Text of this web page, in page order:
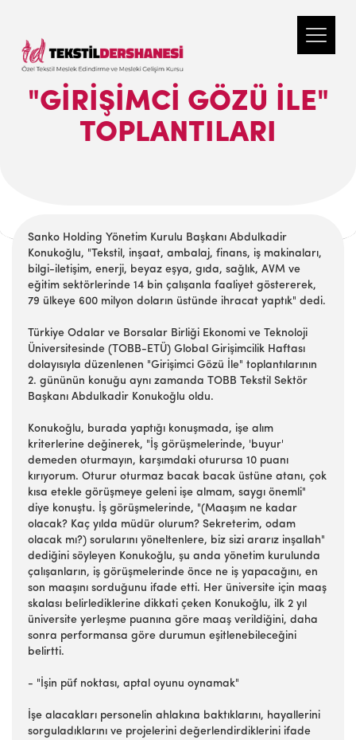
"GIRIŞIMCI GÖZÜ İLE"
TOPLANTILARI
Sanko Holding Yönetim Kurulu Başkanı Abdulkadir
Konukoğlu, "Tekstil, inşaat, ambalaj, finans, iş makinaları,
bilgi-iletişim, enerji, beyaz eşya, gıda, sağlık, AVM ve
eğitim sektörlerinde 14 bin çalışanla faaliyet göstererek,
79 ülkeye 600 milyon doların üstünde ihracat yaptık" dedi.
Türkiye Odalar ve Borsalar Birliği Ekonomi ve Teknoloji
Üniversitesinde (TOBB-ETÜ) Global Girişimcilik Haftası
dolayısıyla düzenlenen "Girişimci Gözü İle" toplantılarının
2. gününün konuğu aynı zamanda TOBB Tekstil Sektör
Başkanı Abdulkadir Konukoğlu oldu.
Konukoğlu, burada yaptığı konuşmada, işe alım
kriterlerine değinerek, "İş görüşmelerinde, 'buyur'
demeden oturmayın, karşımdaki oturursa 10 puanı
kırıyorum. Oturur oturmaz bacak bacak üstüne atanı, çok
kısa etekle görüşmeye geleni işe almam, saygı önemli"
diye konuştu. İş görüşmelerinde, "(Maaşım ne kadar
olacak? Kaç yılda müdür olurum? Sekreterim, odam
olacak mı?) sorularını yöneltenlere, biz sizi ararız inşallah"
dediğini söyleyen Konukoğlu, şu anda yönetim kurulunda
çalışanların, iş görüşmelerinde önce ne iş yapacağını, en
son maaşını sorduğunu ifade etti. Her üniversite için maaş
skalası belirlediklerine dikkati çeken Konukoğlu, ilk 2 yıl
üniversite yerleşme puanına göre maaş verildiğini, daha
sonra performansa göre durumun eşitlenebileceğini
belirtti.
- "İşin püf noktası, aptal oyunu oynamak"
İşe alacakları personelin ahlakına baktıklarını, hayallerini
sorguladıklarını ve projelerini değerlendirdiklerini ifade